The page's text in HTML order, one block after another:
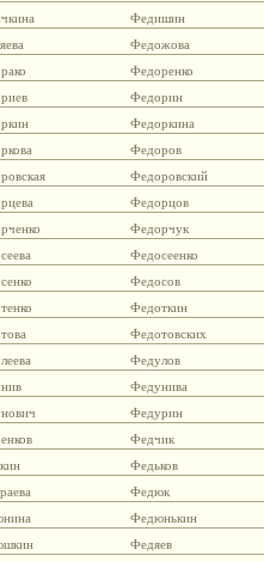
Федишин
Федожова
Федоренко
Федорин
Федоркина
Федоров
Федоровский
Федорцов
Федорчук
Федосеенко
Федосов
Федоткин
Федотовских
Федулов
Федунива
Федурин
Федчик
Федьков
Федюк
Федюнькин
Федяев